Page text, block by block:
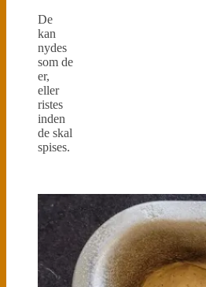
De
kan
nydes
som de
er,
eller
ristes
inden
de skal
spises.